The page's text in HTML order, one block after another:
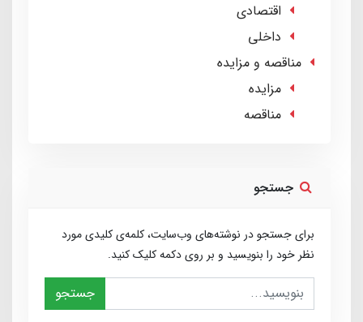
اقتصادی
داخلی
مناقصه و مزایده
مزایده
مناقصه
جستجو
برای جستجو در نوشته‌های وب‌سایت، کلمه‌ی کلیدی مورد
نظر خود را بنویسید و بر روی دکمه کلیک کنید.
جستجو